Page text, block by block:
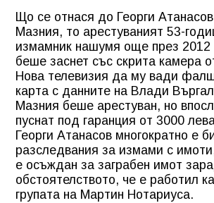
Що се отнася до Георги
Мазния, то арестуваният 53-
измамник нашумя още през 2012
беше заснет със скрита камера
Нова телевизия да му вади
карта с данните на Влади
Мазния беше арестуван, но
пуснат под гаранция от 3000
Георги Атанасов многократно е
разследвания за измами с
е осъждан за заграбен имот
обстоятелството, че е работил
групата на Мартин Нотариуса.